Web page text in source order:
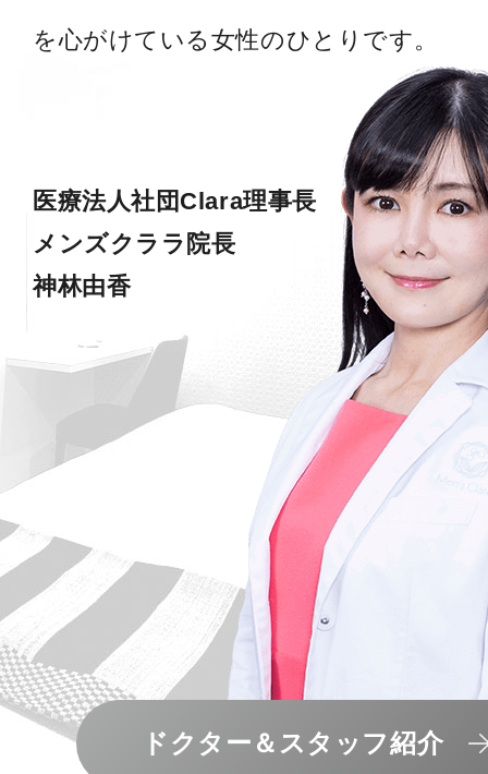
を心がけている女性のひとりです。
医療法人社団Clara理事長
メンズクララ院長
神林由香
ドクター＆スタッフ紹介